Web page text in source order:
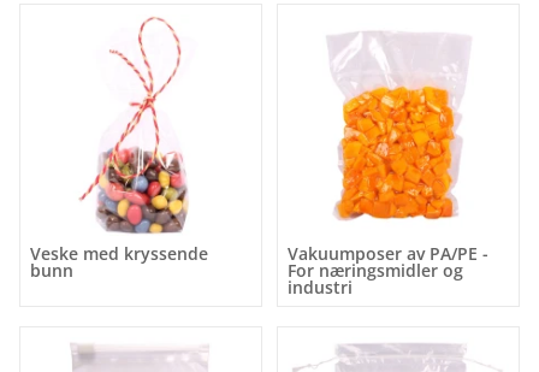
Veske med kryssende
bunn
Vakuumposer av PA/PE -
For næringsmidler og
industri